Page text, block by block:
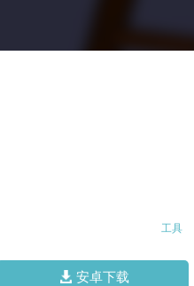
工具
安卓下载